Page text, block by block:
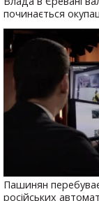
починається
Пашинян
російських